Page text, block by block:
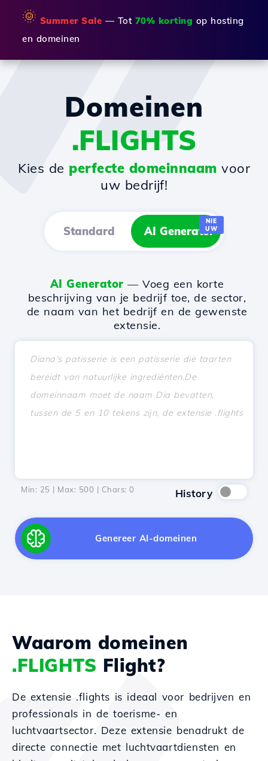
🌞 Summer Sale — Tot 70% korting op hosting
en domeinen
Domeinen
.FLIGHTS
Kies de perfecte domeinnaam voor
uw bedrijf!
Standard AI Generator
NIE
UW
AI Generator — Voeg een korte
beschrijving van je bedrijf toe, de sector,
de naam van het bedrijf en de gewenste
extensie.
Min: 25 | Max: 500 | Chars: 0 History
Genereer AI-domeinen
Waarom domeinen
.FLIGHTS Flight?
De extensie .flights is ideaal voor bedrijven en
professionals in de toerisme- en
luchtvaartsector. Deze extensie benadrukt de
directe connectie met luchtvaartdiensten en